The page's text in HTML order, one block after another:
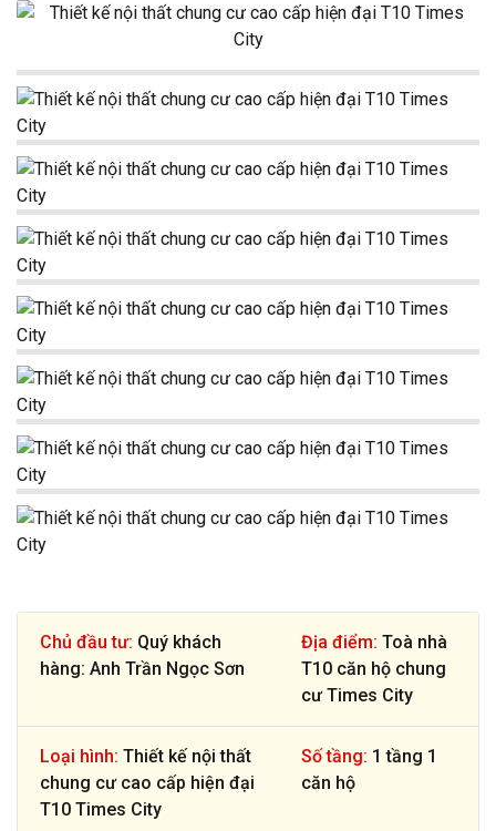
Chủ đầu tư: Quý khách
hàng: Anh Trần Ngọc Sơn
Địa điểm: Toà nhà
T10 căn hộ chung
cư Times City
Loại hình: Thiết kế nội thất
chung cư cao cấp hiện đại
T10 Times City
Số tầng: 1 tầng 1
căn hộ